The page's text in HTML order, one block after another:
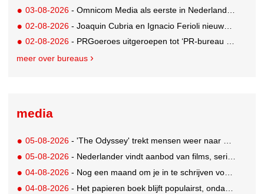
03-08-2026 - Omnicom Media als eerste in Nederland actief met advertenties in ChatGPT
02-08-2026 - Joaquin Cubria en Ignacio Ferioli nieuwe Global CCO’s GUT, Renata Neumann Global Head of Production
02-08-2026 - PRGoeroes uitgeroepen tot ‘PR-bureau van het jaar 2026’
meer over bureaus
media
05-08-2026 - 'The Odyssey' trekt mensen weer naar de bioscoop
05-08-2026 - Nederlander vindt aanbod van films, series en sport vaak versnipperd
04-08-2026 - Nog een maand om je in te schrijven voor de Mercurs 2026
04-08-2026 - Het papieren boek blijft populairst, ondanks digitale alternatieven